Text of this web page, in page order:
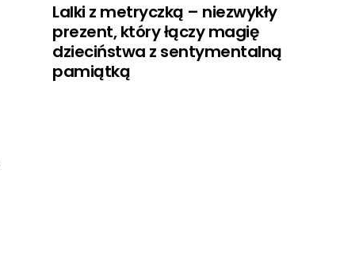
Lalki z metryczką – niezwykły
prezent, który łączy magię
dzieciństwa z sentymentalną
pamiątką